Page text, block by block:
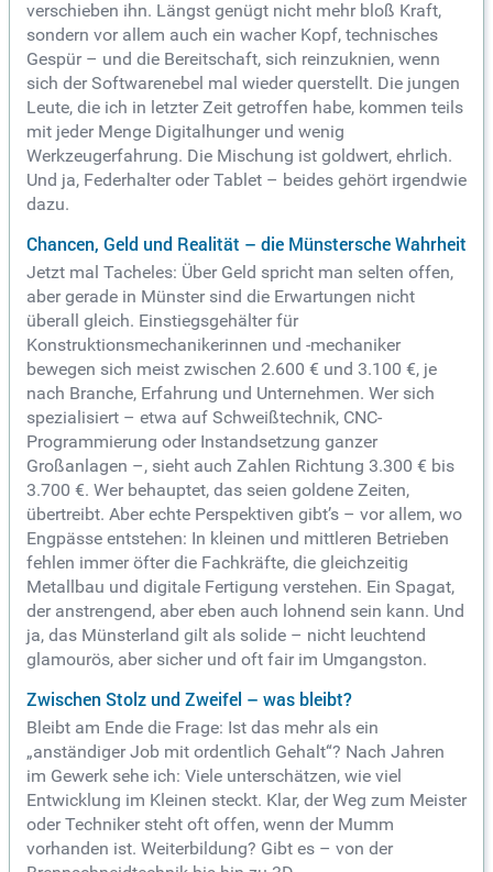
verschieben ihn. Längst genügt nicht mehr bloß Kraft,
sondern vor allem auch ein wacher Kopf, technisches
Gespür – und die Bereitschaft, sich reinzuknien, wenn
sich der Softwarenebel mal wieder querstellt. Die jungen
Leute, die ich in letzter Zeit getroffen habe, kommen teils
mit jeder Menge Digitalhunger und wenig
Werkzeugerfahrung. Die Mischung ist goldwert, ehrlich.
Und ja, Federhalter oder Tablet – beides gehört irgendwie
dazu.
Chancen, Geld und Realität – die Münstersche Wahrheit
Jetzt mal Tacheles: Über Geld spricht man selten offen,
aber gerade in Münster sind die Erwartungen nicht
überall gleich. Einstiegsgehälter für
Konstruktionsmechanikerinnen und -mechaniker
bewegen sich meist zwischen 2.600 € und 3.100 €, je
nach Branche, Erfahrung und Unternehmen. Wer sich
spezialisiert – etwa auf Schweißtechnik, CNC-
Programmierung oder Instandsetzung ganzer
Großanlagen –, sieht auch Zahlen Richtung 3.300 € bis
3.700 €. Wer behauptet, das seien goldene Zeiten,
übertreibt. Aber echte Perspektiven gibt’s – vor allem, wo
Engpässe entstehen: In kleinen und mittleren Betrieben
fehlen immer öfter die Fachkräfte, die gleichzeitig
Metallbau und digitale Fertigung verstehen. Ein Spagat,
der anstrengend, aber eben auch lohnend sein kann. Und
ja, das Münsterland gilt als solide – nicht leuchtend
glamourös, aber sicher und oft fair im Umgangston.
Zwischen Stolz und Zweifel – was bleibt?
Bleibt am Ende die Frage: Ist das mehr als ein
„anständiger Job mit ordentlich Gehalt“? Nach Jahren
im Gewerk sehe ich: Viele unterschätzen, wie viel
Entwicklung im Kleinen steckt. Klar, der Weg zum Meister
oder Techniker steht oft offen, wenn der Mumm
vorhanden ist. Weiterbildung? Gibt es – von der